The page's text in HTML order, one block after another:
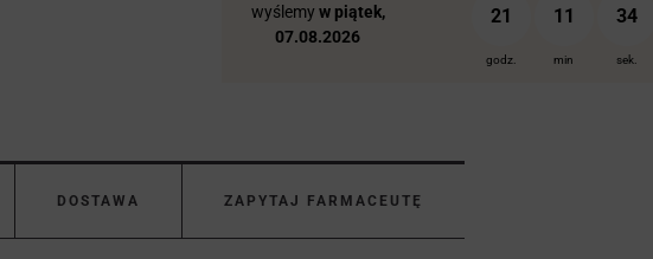
wyślemy w piątek,
07.08.2026
21 11 33
godz. min sek.
DOSTAWA ZAPYTAJ FARMACEUTĘ